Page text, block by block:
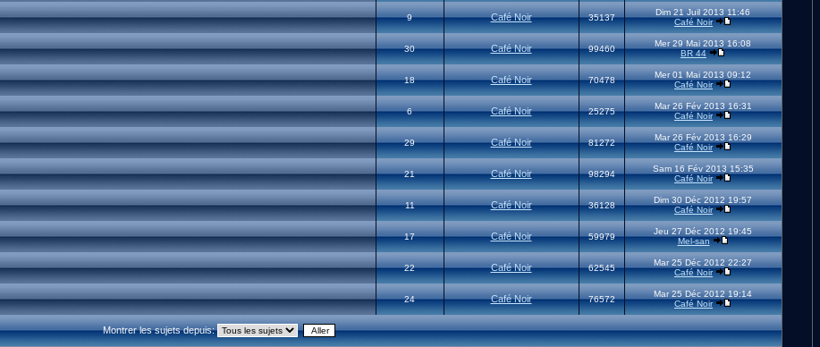
9 Café Noir 35137
Dim 21 Juil 2013 11:46
Café Noir
30 Café Noir 99460
Mer 29 Mai 2013 16:08
BR 44
18 Café Noir 70478
Mer 01 Mai 2013 09:12
Café Noir
6 Café Noir 25275
Mar 26 Fév 2013 16:31
Café Noir
29 Café Noir 81272
Mar 26 Fév 2013 16:29
Café Noir
21 Café Noir 98294
Sam 16 Fév 2013 15:35
Café Noir
11 Café Noir 36128
Dim 30 Déc 2012 19:57
Café Noir
17 Café Noir 59979
Jeu 27 Déc 2012 19:45
Mel-san
22 Café Noir 62545
Mar 25 Déc 2012 22:27
Café Noir
24 Café Noir 76572
Mar 25 Déc 2012 19:14
Café Noir
Montrer les sujets depuis: